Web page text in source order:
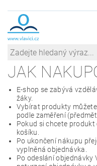
JAK
E-shop se zabývá
žáky.
Vybírat produkty
podle zaměření
Pokud si chcete
košíku.
Po ukončení nákupu
vyplněná objednávka.
Po odeslání objednávky